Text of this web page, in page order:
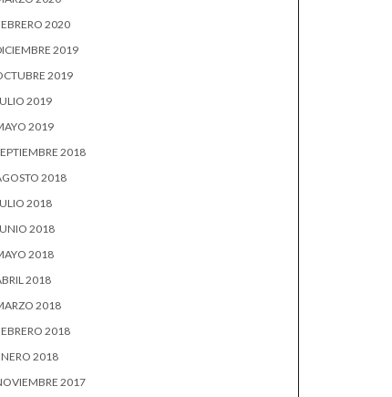
2020
2019
2019
2019
2019
2018
2018
2018
2018
2018
2018
2018
2018
2018
2017